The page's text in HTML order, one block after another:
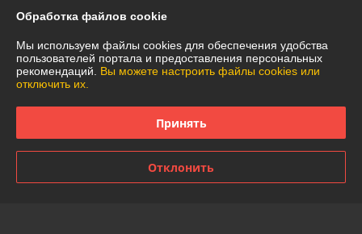
Полная версия сайта
Политика обработки cookies
Обработка файлов cookie
Мы используем файлы cookies для обеспечения удобства
пользователей портала и предоставления персональных
рекомендаций. Вы можете настроить файлы cookies или
отключить их.
Принять
Отклонить